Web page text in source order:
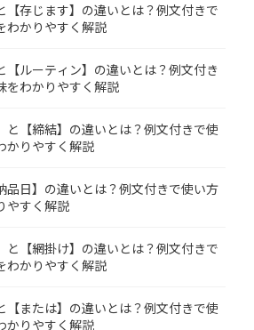
【存じます】の違いとは？例文付きで
わかりやすく解説
【ルーティン】の違いとは？例文付き
をわかりやすく解説
と【締結】の違いとは？例文付きで使
かりやすく解説
品日】の違いとは？例文付きで使い方
やすく解説
と【網掛け】の違いとは？例文付きで
わかりやすく解説
【または】の違いとは？例文付きで使
かりやすく解説